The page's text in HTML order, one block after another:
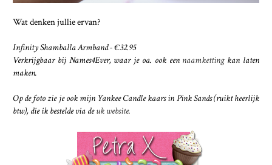
Wat denken jullie ervan?
Infinity Shamballa Armband - €32.95
Verkrijgbaar bij Names4Ever, waar je oa. ook een naamketting kan laten
maken.
Op de foto zie je ook mijn Yankee Candle kaars in Pink Sands (ruikt heerlijk
btw), die ik bestelde via deuk website.